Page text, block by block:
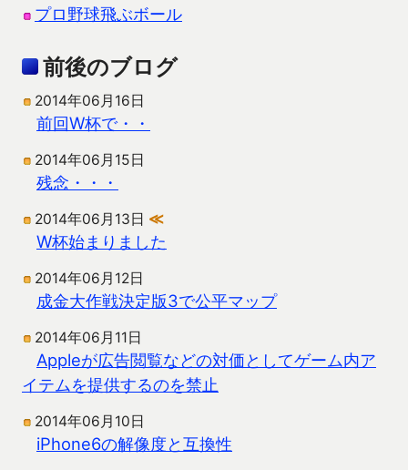
プロ野球飛ぶボール
前後のブログ
2014年06月16日
前回W杯で・・
2014年06月15日
残念・・・
2014年06月13日 ≪
W杯始まりました
2014年06月12日
成金大作戦決定版3で公平マップ
2014年06月11日
Appleが広告閲覧などの対価としてゲーム内ア
イテムを提供するのを禁止
2014年06月10日
iPhone6の解像度と互換性